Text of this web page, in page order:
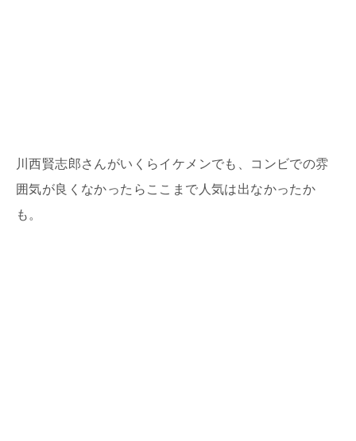
川西賢志郎さんがいくらイケメンでも、コンビでの雰
囲気が良くなかったらここまで人気は出なかったか
も。